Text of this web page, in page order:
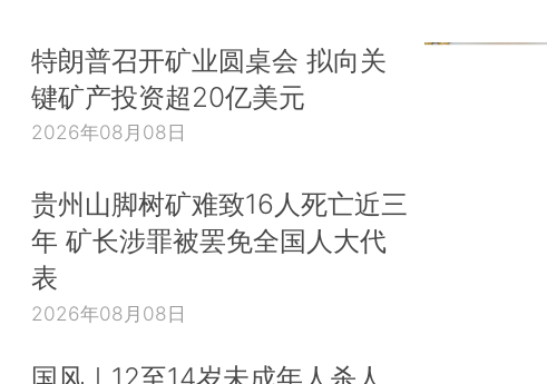
特朗普召开矿业圆桌会 拟向关
键矿产投资超20亿美元
2026年08月08日
贵州山脚树矿难致16人死亡近三
年 矿长涉罪被罢免全国人大代
表
2026年08月08日
国风｜12至14岁未成年人杀人